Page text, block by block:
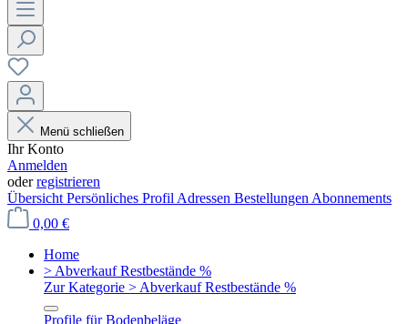
Menü schließen
Ihr Konto
Anmelden
oderregistrieren
Übersicht Persönliches Profil Adressen Bestellungen Abonnements
0,00 €
Home
> Abverkauf Restbestände %
Zur Kategorie > Abverkauf Restbestände %
Profile für Bodenbeläge